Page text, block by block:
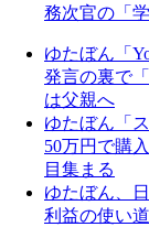
務次官の「
ゆたぼん「
発言の裏で
は父親へ
ゆたぼん「
50万円で購
目集まる
ゆたぼん、
利益の使い